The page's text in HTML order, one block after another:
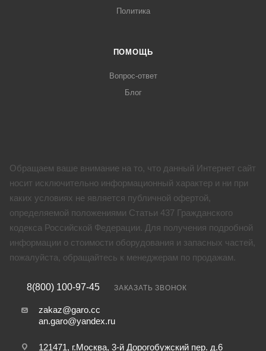
Политика
ПОМОЩЬ
Вопрос-ответ
Блог
Обращаем ваше внимание на то, что данный Интернет сайт
носит исключительно информационный характер и ни при
каких условиях не является публичной офертой,
определяемой положениями Статьи 437 Гражданского
кодекса Российской Федерации. Для получения подробной
информации о стоимости оборудования и запасных частей,
пожалуйста, обращайтесь к менеджерам по продажам.
8(800) 100-97-45 ЗАКАЗАТЬ ЗВОНОК
zakaz@garo.cc
an.garo@yandex.ru
121471, г.Москва, 3-й Дорогобужский пер. д.6